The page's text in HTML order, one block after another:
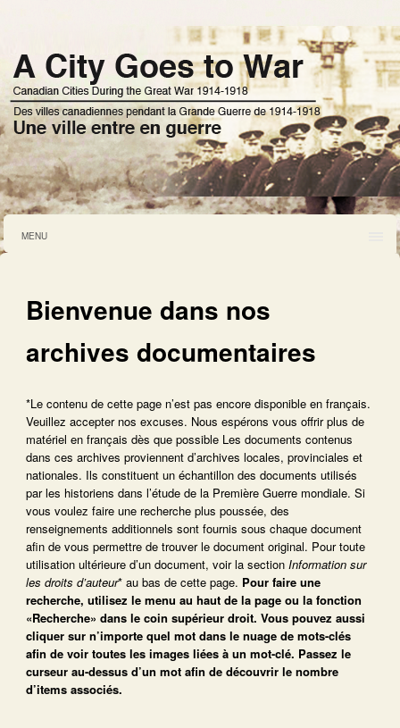
MENU
Bienvenue dans nos
archives documentaires
*Le contenu de cette page n’est pas encore disponible en français.
Veuillez accepter nos excuses. Nous espérons vous offrir plus de
matériel en français dès que possible Les documents contenus
dans ces archives proviennent d’archives locales, provinciales et
nationales. Ils constituent un échantillon des documents utilisés
par les historiens dans l’étude de la Première Guerre mondiale. Si
vous voulez faire une recherche plus poussée, des
renseignements additionnels sont fournis sous chaque document
afin de vous permettre de trouver le document original. Pour toute
utilisation ultérieure d’un document, voir la section Information sur
les droits d’auteur* au bas de cette page. Pour faire une
recherche, utilisez le menu au haut de la page ou la fonction
«Recherche» dans le coin supérieur droit. Vous pouvez aussi
cliquer sur n’importe quel mot dans le nuage de mots-clés
afin de voir toutes les images liées à un mot-clé. Passez le
curseur au-dessus d’un mot afin de découvrir le nombre
d’items associés.